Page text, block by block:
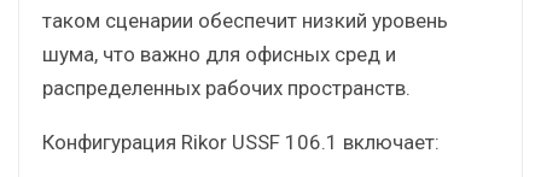
таком сценарии обеспечит низкий уровень
шума, что важно для офисных сред и
распределенных рабочих пространств.
Конфигурация Rikor USSF 106.1 включает: